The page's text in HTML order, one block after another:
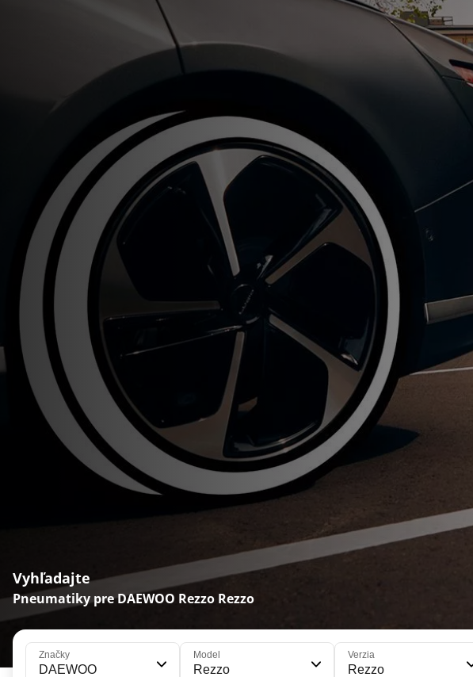
Vyhľadajte
Pneumatiky pre DAEWOO Rezzo Rezzo
Značky
DAEWOO
Model
Rezzo
Verzia
Rezzo